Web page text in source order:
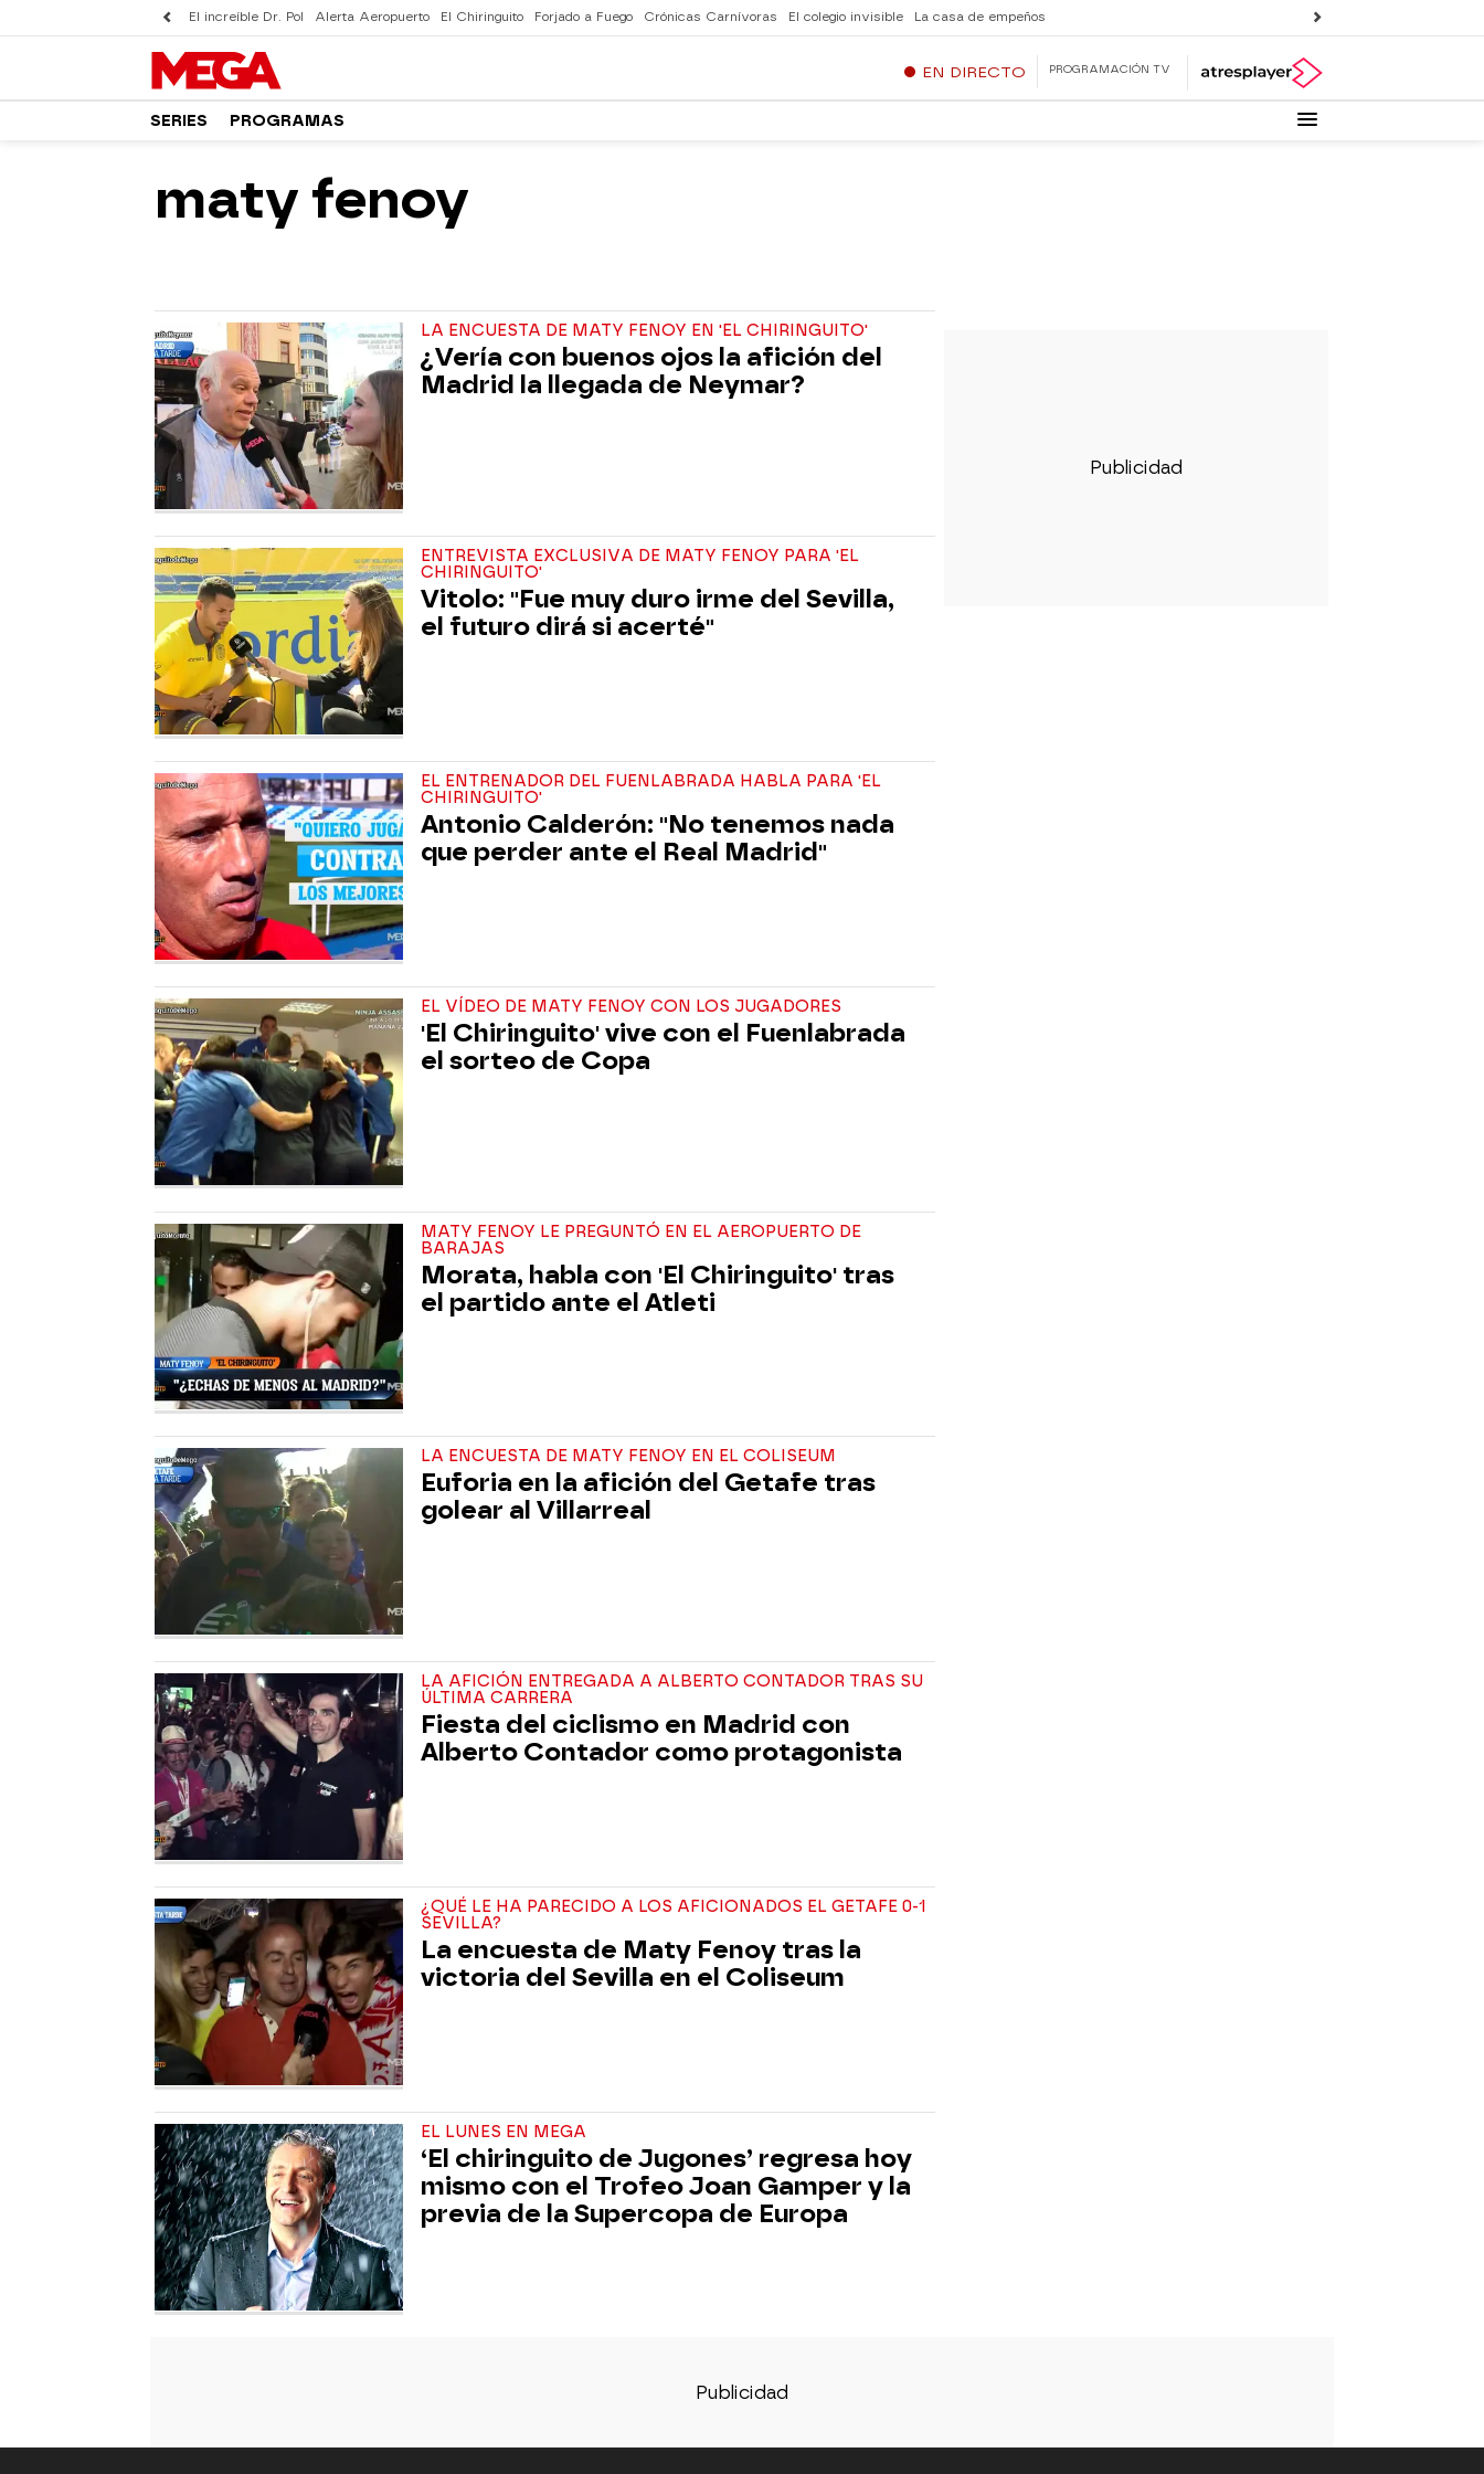
El increíble Dr. Pol Alerta Aeropuerto El Chiringuito Forjado a Fuego Crónicas Carnívoras El colegio invisible La casa de empeños
EN DIRECTO PROGRAMACIÓN TV
SERIES PROGRAMAS
maty fenoy
LA ENCUESTA DE MATY FENOY EN 'EL CHIRINGUITO'
¿Vería con buenos ojos la afición del
Madrid la llegada de Neymar?
ENTREVISTA EXCLUSIVA DE MATY FENOY PARA 'EL
CHIRINGUITO'
Vitolo: "Fue muy duro irme del Sevilla,
el futuro dirá si acerté"
EL ENTRENADOR DEL FUENLABRADA HABLA PARA 'EL
CHIRINGUITO'
Antonio Calderón: "No tenemos nada
que perder ante el Real Madrid"
EL VÍDEO DE MATY FENOY CON LOS JUGADORES
'El Chiringuito' vive con el Fuenlabrada
el sorteo de Copa
MATY FENOY LE PREGUNTÓ EN EL AEROPUERTO DE
BARAJAS
Morata, habla con 'El Chiringuito' tras
el partido ante el Atleti
LA ENCUESTA DE MATY FENOY EN EL COLISEUM
Euforia en la afición del Getafe tras
golear al Villarreal
LA AFICIÓN ENTREGADA A ALBERTO CONTADOR TRAS SU
ÚLTIMA CARRERA
Fiesta del ciclismo en Madrid con
Alberto Contador como protagonista
¿QUÉ LE HA PARECIDO A LOS AFICIONADOS EL GETAFE 0-1
SEVILLA?
La encuesta de Maty Fenoy tras la
victoria del Sevilla en el Coliseum
EL LUNES EN MEGA
‘El chiringuito de Jugones’ regresa hoy
mismo con el Trofeo Joan Gamper y la
previa de la Supercopa de Europa